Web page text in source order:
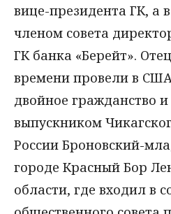
вице-президента ГК, а
членом совета
ГК банка «Берейт».
времени провели в
двойное гражданство и
выпускником
России Броновский-
городе Красный Бор
области, где входил в